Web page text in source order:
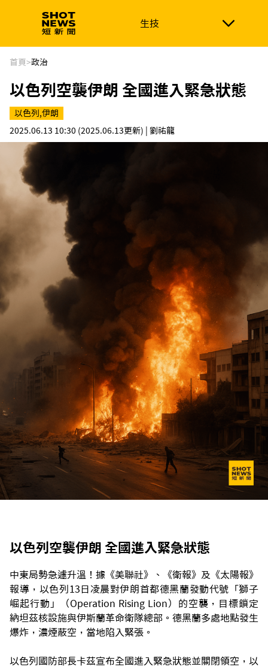
生技
生技 政治
新南向 體育
首頁>政治
以色列空襲伊朗 全國進入緊急狀態
以色列,伊朗
2025.06.13 10:30 (2025.06.13更新) | 劉祐龍
以色列空襲伊朗 全國進入緊急狀態
中東局勢急遽升溫！據《美聯社》、《衛報》及《太陽報》
報導，以色列13日凌晨對伊朗首都德黑蘭發動代號「獅子
崛起行動」（Operation Rising Lion）的空襲，目標鎖定
納坦茲核設施與伊斯蘭革命衛隊總部。德黑蘭多處地點發生
爆炸，濃煙蔽空，當地陷入緊張。
以色列國防部長卡茲宣布全國進入緊急狀態並關閉領空，以